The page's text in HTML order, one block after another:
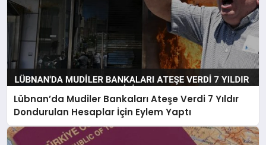
Lübnan’da Mudiler Bankaları Ateşe Verdi 7 Yıldır
Dondurulan Hesaplar İçin Eylem Yaptı